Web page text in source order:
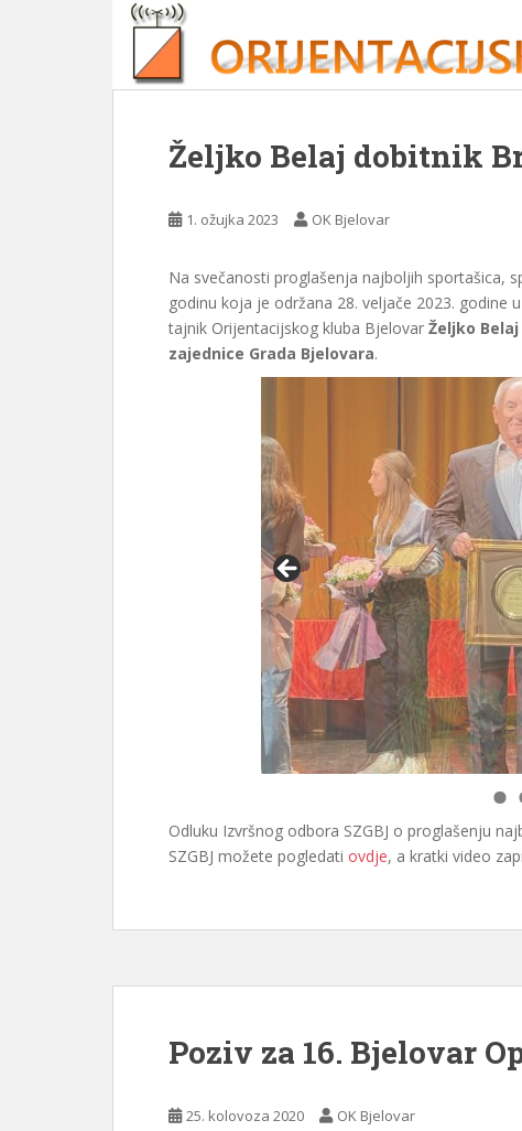
Željko Belaj dobitnik
1. ožujka 2023 OK Bjelovar
Na svečanosti proglašenja najboljih sportašica,
godinu koja je održana 28. veljače 2023.
tajnik Orijentacijskog kluba Bjelovar Željko Belaj
zajednice Grada Bjelovara.
Odluku Izvršnog odbora SZGBJ o proglašenju
SZGBJ možete pogledati ovdje, a kratki video
Poziv za 16. Bjelovar
25. kolovoza 2020 OK Bjelovar